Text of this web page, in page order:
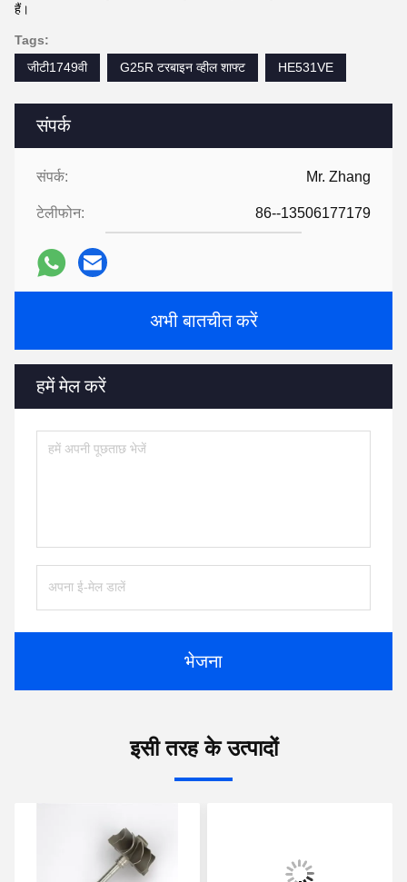
संपर्क
संपर्क: Mr. Zhang
टेलीफोन: 86--13506177179
अभी बातचीत करें
हमें मेल करें
भेजना
हैं।
Tags:
जीटी1749वी
G25R टरबाइन व्हील शाफ्ट HE531VE
इसी तरह के उत्पादों